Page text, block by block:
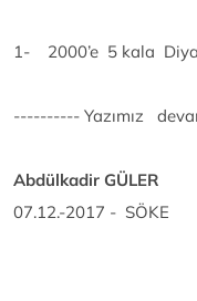
1- 2000’e 5 kala
---------- Yazımız
Abdülkadir GÜLER
07.12.-2017 - SÖKE